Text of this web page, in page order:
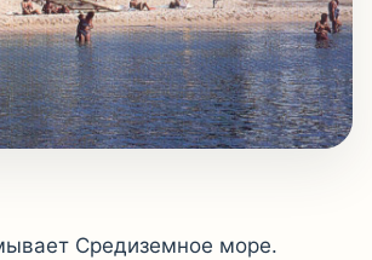
Средиземное море.